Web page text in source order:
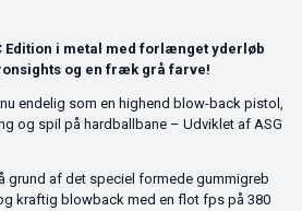
Edition i metal med forlænget yderløb
og en fræk grå farve!
endelig som en highend blow-back pistol,
og spil på hardballbane – Udviklet af ASG
grund af det speciel formede gummigreb
kraftig blowback med en flot fps på 380